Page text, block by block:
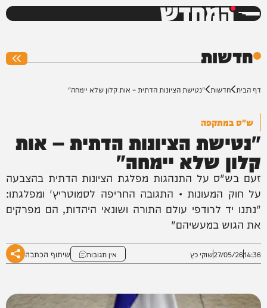
המחדש
חדשות
דף הבית חדשות "נטישת הציונות הדתית – אות קלון שלא יימחה"
ש"ס במתקפה
"נטישת הציונות הדתית – אות
קלון שלא יימחה"
זעם בש"ס על התנהגות מפלגת הציונות הדתית בהצבעה
על חוק המעונות • התגובה החריפה לסמוטריץ' ומפלגתו:
"נתנו יד לרודפי עולם התורה ושונאי היהדות, הם מפרקים
את הגוש במעשיהם"
14:36
27/05/26שוקי כץ אין תגובות שיתוף הכתבה